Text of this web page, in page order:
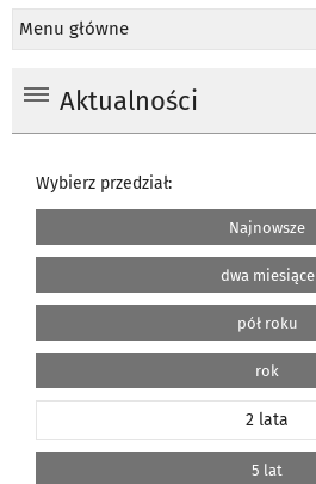
Menu główne
Aktualności
Wybierz przedział:
Najnowsze
dwa miesiące
pół roku
rok
2 lata
5 lat